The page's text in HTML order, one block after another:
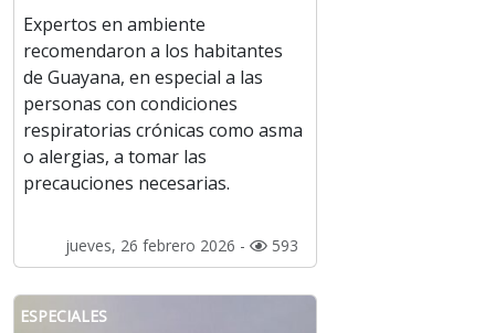
Expertos en ambiente
recomendaron a los habitantes
de Guayana, en especial a las
personas con condiciones
respiratorias crónicas como asma
o alergias, a tomar las
precauciones necesarias.
jueves, 26 febrero 2026 - 593
ESPECIALES